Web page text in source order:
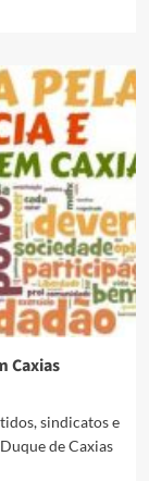
Caxias
sindicatos e
de Caxias